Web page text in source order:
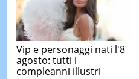
Vip e personaggi nati l'8
agosto: tutti i
compleanni illustri